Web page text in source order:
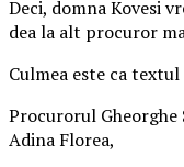
Deci, domna Kovesi
dea la alt procuror
Culmea este ca
Procurorul Gheorghe
Adina Florea,